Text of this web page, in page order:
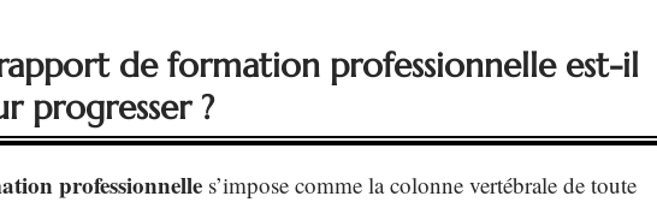
de formation professionnelle est-il
progresser ?
professionnelle s’impose comme la colonne vertébrale de toute